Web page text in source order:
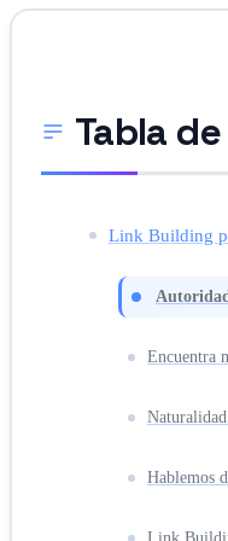
Tabla
Link Building
Encuentra
Hablemos